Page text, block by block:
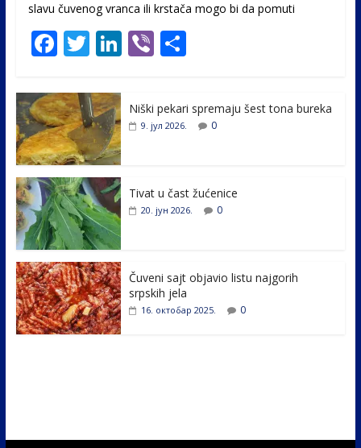
slavu čuvenog vranca ili krstača mogo bi da pomuti
F
e
b
o
o
k
T
itt
er
Li
e
Vi
er
S
e
Niški pekari spremaju šest tona bureka
9. јул 2026. 0
Tivat u čast žućenice
20. јун 2026. 0
Čuveni sajt objavio listu najgorih
srpskih jela
16. октобар 2025. 0